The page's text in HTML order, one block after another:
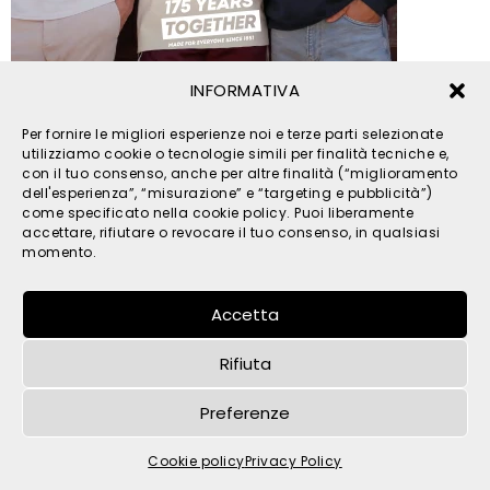
INFORMATIVA
Per fornire le migliori esperienze noi e terze parti selezionate
utilizziamo cookie o tecnologie simili per finalità tecniche e,
con il tuo consenso, anche per altre finalità (“miglioramento
dell'esperienza”, “misurazione” e “targeting e pubblicità”)
come specificato nella cookie policy. Puoi liberamente
accettare, rifiutare o revocare il tuo consenso, in qualsiasi
momento.
Accetta
Rifiuta
Preferenze
Cookie policyPrivacy Policy
IT05121480262 -privacy-cookies - by